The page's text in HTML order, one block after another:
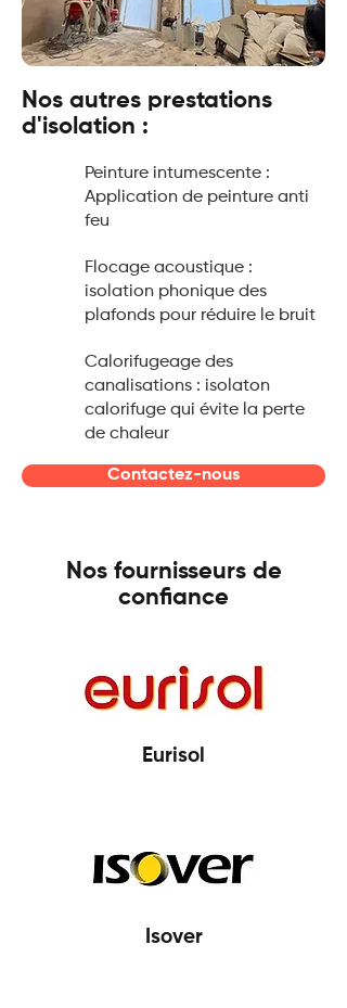
Nos autres prestations
d'isolation :
Peinture intumescente :
Application de peinture anti
feu
Flocage acoustique :
isolation phonique des
plafonds pour réduire le bruit
Calorifugeage des
canalisations : isolaton
calorifuge qui évite la perte
de chaleur
Contactez-nous
Nos fournisseurs de
confiance
Eurisol
Isover